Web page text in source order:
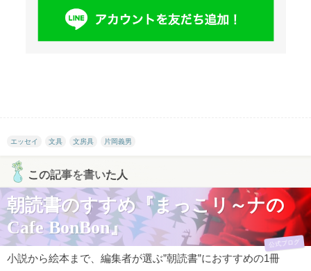
エッセイ 文具 文房具 片岡義男
この記事を書いた人
朝読書のすすめ『まっこリ～ナの
Cafe BonBon』
公式ブログ
小説から絵本まで、編集者が選ぶ”朝読書”におすすめの1冊